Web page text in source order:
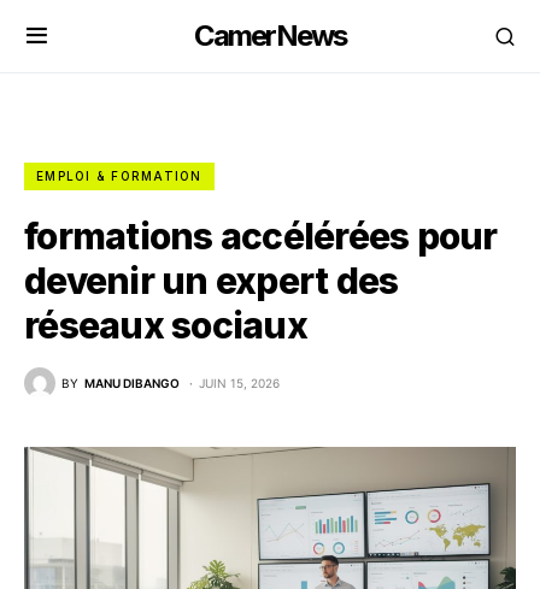
CamerNews
EMPLOI & FORMATION
formations accélérées pour
devenir un expert des
réseaux sociaux
BY MANU DIBANGO JUIN 15, 2026